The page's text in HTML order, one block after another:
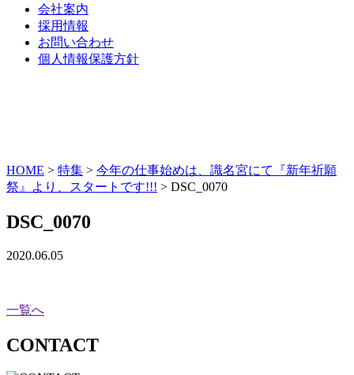
会社案内
採用情報
お問い合わせ
個人情報保護方針
HOME > 特集 > 今年の仕事始めは、識名宮にて『新年祈願
祭』より、スタートです!!! > DSC_0070
DSC_0070
2020.06.05
一覧へ
CONTACT